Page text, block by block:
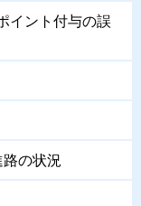
イント付与の誤
の状況